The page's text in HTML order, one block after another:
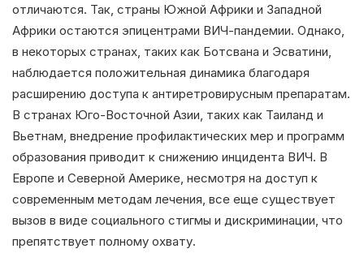
отличаются. Так, страны Южной Африки и Западной
Африки остаются эпицентрами ВИЧ-пандемии. Однако,
в некоторых странах, таких как Ботсвана и Эсватини,
наблюдается положительная динамика благодаря
расширению доступа к антиретровирусным препаратам.
В странах Юго-Восточной Азии, таких как Таиланд и
Вьетнам, внедрение профилактических мер и программ
образования приводит к снижению инцидента ВИЧ. В
Европе и Северной Америке, несмотря на доступ к
современным методам лечения, все еще существует
вызов в виде социального стигмы и дискриминации, что
препятствует полному охвату.